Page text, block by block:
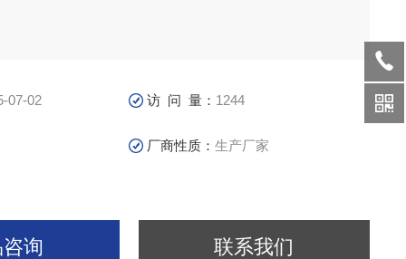
07-02 访 问 量： 1244
厂商性质：生产厂家
询 联系我们